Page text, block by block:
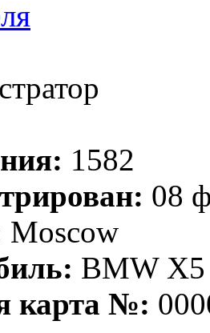
1582
08
Moscow
BMW X5
карта №: